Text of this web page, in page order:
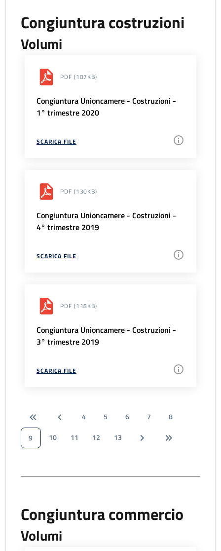
Congiuntura costruzioni
Volumi
PDF (107KB)
Congiuntura Unioncamere - Costruzioni -
1° trimestre 2020
SCARICA FILE
PDF (130KB)
Congiuntura Unioncamere - Costruzioni -
4° trimestre 2019
SCARICA FILE
PDF (118KB)
Congiuntura Unioncamere - Costruzioni -
3° trimestre 2019
SCARICA FILE
4 5 6 7
8
9
10 11 12 13
Congiuntura commercio
Volumi